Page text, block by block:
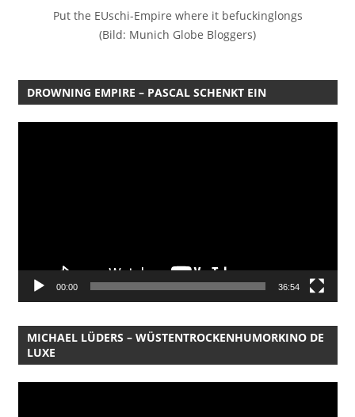
Put the EUschi-Empire where it befuckinglongs
(Bild: Munich Globe Bloggers)
DROWNING EMPIRE – PASCAL SCHENKT EIN
00:00 36:54
MICHAEL LÜDERS – WÜSTENTROCKENHUMORKINO DE
LUXE